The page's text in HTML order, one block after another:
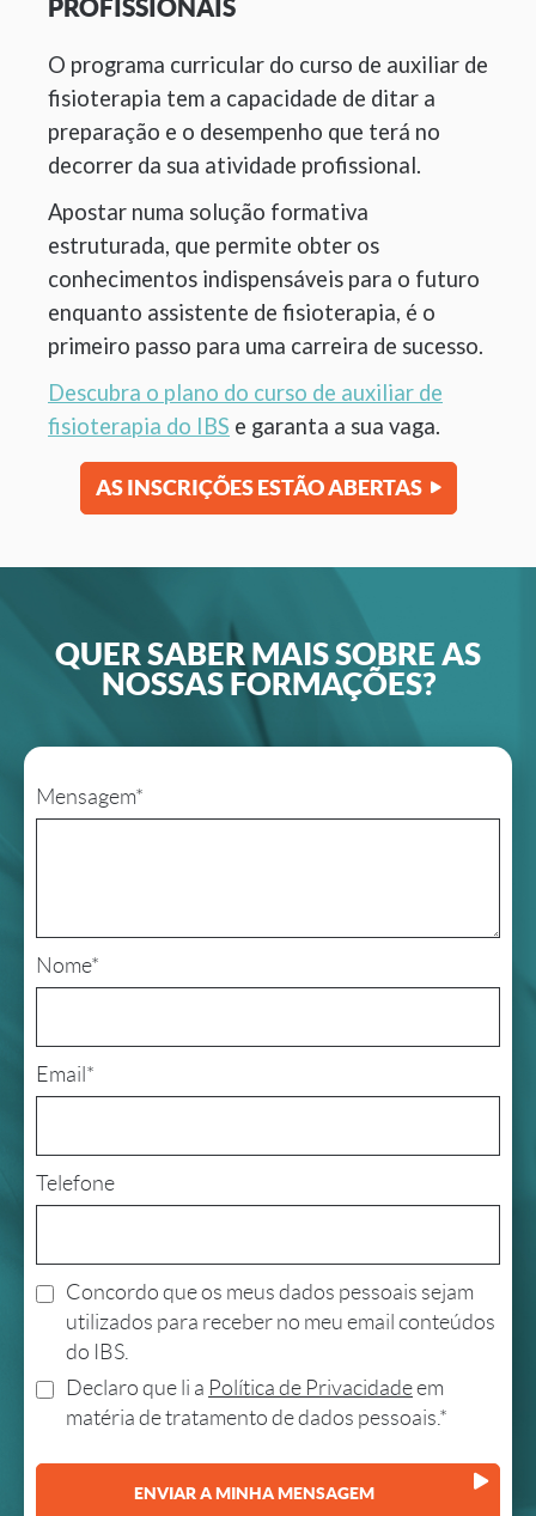
PROFISSIONAIS
O programa curricular do curso de auxiliar de
fisioterapia tem a capacidade de ditar a
preparação e o desempenho que terá no
decorrer da sua atividade profissional.
Apostar numa solução formativa
estruturada, que permite obter os
conhecimentos indispensáveis para o futuro
enquanto assistente de fisioterapia, é o
primeiro passo para uma carreira de sucesso.
Descubra o plano do curso de auxiliar de
fisioterapia do IBS e garanta a sua vaga.
AS INSCRIÇÕES ESTÃO ABERTAS
QUER SABER MAIS SOBRE AS
NOSSAS FORMAÇÕES?
Mensagem*
Nome*
Email*
Telefone
Concordo que os meus dados pessoais sejam
utilizados para receber no meu email conteúdos
do IBS.
Declaro que li a Política de Privacidadeem
matéria de tratamento de dados pessoais.*